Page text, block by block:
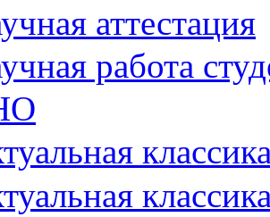
аттестация
работа